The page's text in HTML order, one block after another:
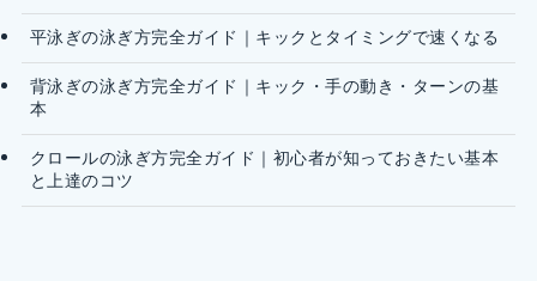
平泳ぎの泳ぎ方完全ガイド｜キックとタイミングで速くなる
背泳ぎの泳ぎ方完全ガイド｜キック・手の動き・ターンの基
本
クロールの泳ぎ方完全ガイド｜初心者が知っておきたい基本
と上達のコツ